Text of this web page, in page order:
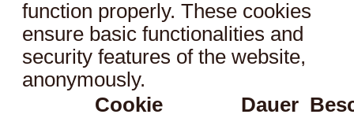
function properly. These cookies
ensure basic functionalities and
security features of the website,
anonymously.
Cookie
Dauer